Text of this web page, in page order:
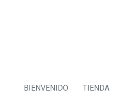
BIENVENIDO TIENDA